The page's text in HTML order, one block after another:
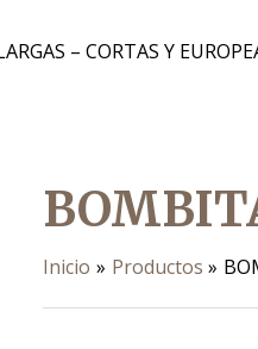
– CORTAS Y
Inicio Productos